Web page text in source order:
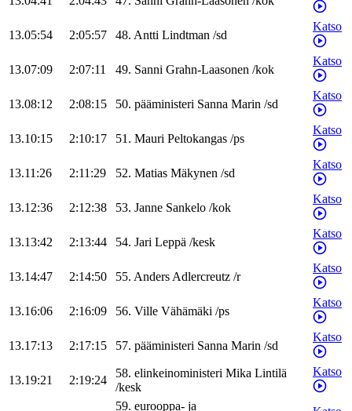
13.05:54 2:05:57 48. Antti Lindtman /sd
Katso
13.07:09 2:07:11 49. Sanni Grahn-Laasonen /kok
Katso
13.08:12 2:08:15 50. pääministeri Sanna Marin /sd
Katso
13.10:15 2:10:17 51. Mauri Peltokangas /ps
Katso
13.11:26 2:11:29 52. Matias Mäkynen /sd
Katso
13.12:36 2:12:38 53. Janne Sankelo /kok
Katso
13.13:42 2:13:44 54. Jari Leppä /kesk
Katso
13.14:47 2:14:50 55. AndersAdlercreutz /r
Katso
13.16:06 2:16:09 56. Ville Vähämäki /ps
Katso
13.17:13 2:17:15 57. pääministeri Sanna Marin /sd
Katso
13.19:21 2:19:24
58. elinkeinoministeri Mika Lintilä
/kesk
Katso
59. eurooppa- ja